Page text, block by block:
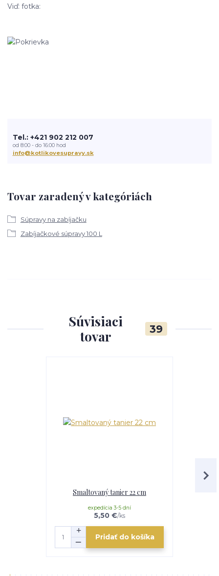
Viď: fotka:
Tovar zaradený v kategóriách
Súpravy na zabíjačku
Zabíjačkové súpravy 100 L
Tel.: +421 902 212 007
od 8:00 - do 16:00 hod
info@kotlikovesupravy.sk
Súvisiaci
tovar
39
Smaltovaný tanier 22 cm
5,50 €/ks
expedícia 3-5 dní
Pridať do košíka